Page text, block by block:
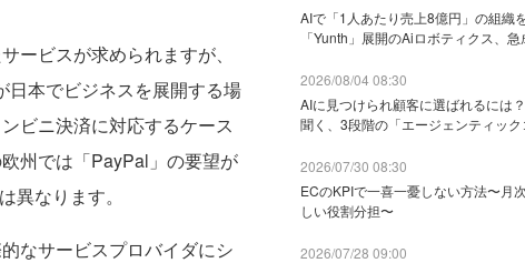
ービスが求められますが、
日本でビジネスを展開する場
ビニ決済に対応するケース
州では「PayPal」の要望が
なります。
なサービスプロバイダにシ
AIで「1人あたり売上8億円」の組織
「Yunth」展開のAiロボティクス、
2026/08/04 08:30
AIに見つけられ顧客に選ばれるには
聞く、3段階の「エージェンティッ
2026/07/30 08:30
ECのKPIで一喜一憂しない方法〜月
しい役割分担〜
2026/07/28 09:00